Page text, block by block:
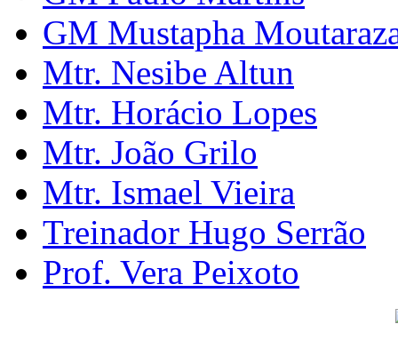
GM Mustapha
Mtr. Nesibe Altun
Mtr. Horácio Lopes
Mtr. João Grilo
Mtr. Ismael Vieira
Treinador Hugo Serrão
Prof. Vera Peixoto